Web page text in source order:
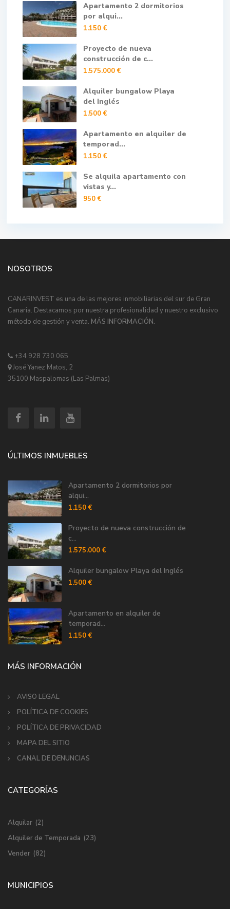
Apartamento 2 dormitorios
por alqui...
1.150 €
Proyecto de nueva
construcción de c...
1.575.000 €
Alquiler bungalow Playa
del Inglés
1.500 €
Apartamento en alquiler de
temporad...
1.150 €
Se alquila apartamento con
vistas y...
950 €
NOSOTROS
CANARINVEST es una de las mejores inmobiliarias del sur de Gran
Canaria. Destacamos por nuestra profesionalidad y nuestro exclusivo
método de gestión y venta. MÁS INFORMACIÓN.
+34 928 730 065
José Yanez Matos, 2
35100 Maspalomas (Las Palmas)
ÚLTIMOS INMUEBLES
Apartamento 2 dormitorios por
alqui...
1.150 €
Proyecto de nueva construcción de
c...
1.575.000 €
Alquiler bungalow Playa del Inglés
1.500 €
Apartamento en alquiler de
temporad...
1.150 €
MÁS INFORMACIÓN
AVISO LEGAL
POLÍTICA DE COOKIES
POLÍTICA DE PRIVACIDAD
MAPA DEL SITIO
CANAL DE DENUNCIAS
CATEGORÍAS
Alquilar (2)
Alquiler de Temporada (23)
Vender (82)
MUNICIPIOS